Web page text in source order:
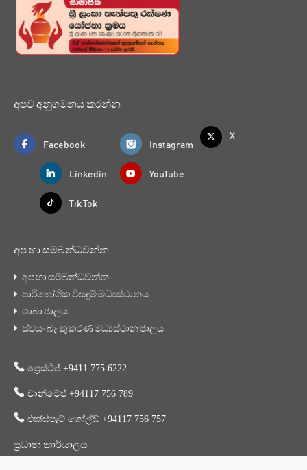
අපව අනුගමනය කරන්න
Facebook Instagram
X
Linkedin YouTube
Tik Tok
අප හා සම්බන්ධවන්න
අප හා සම්බන්ධවන්න
පාරිභෝගික විසඳුම් මධ්‍යස්ථානය
ශාඛා ජාලය
ස්වයං බැංකුකරණ මධ්‍යස්ථාන ජාලය
ප්‍රෙස්ටීජ් +9411 775 6222
වාන්ටේජ් +94117 756 789
එක්ස්පැට් ගෝල්ඩ් +94117 756 757
ප්‍රධාන කාර්යාලය